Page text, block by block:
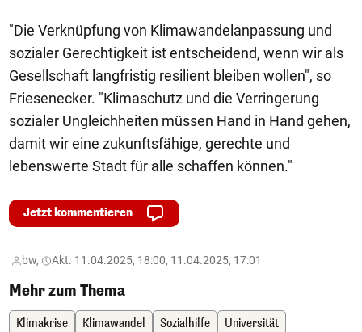
"Die Verknüpfung von Klimawandelanpassung und
sozialer Gerechtigkeit ist entscheidend, wenn wir als
Gesellschaft langfristig resilient bleiben wollen", so
Friesenecker. "Klimaschutz und die Verringerung
sozialer Ungleichheiten müssen Hand in Hand gehen,
damit wir eine zukunftsfähige, gerechte und
lebenswerte Stadt für alle schaffen können."
Jetzt kommentieren
bw, Akt. 11.04.2025, 18:00, 11.04.2025, 17:01
Mehr zum Thema
Klimakrise Klimawandel Sozialhilfe Universität